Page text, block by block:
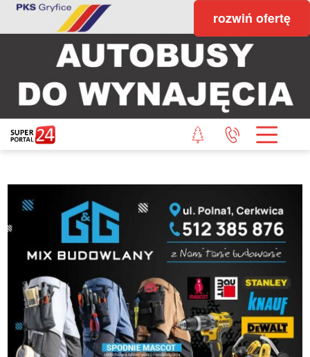
rozwiń ofertę
STRONA GŁÓWNA
POWIAT GRYFICKI
WIADOMOŚCI Z LASU
STUDIO SUPERPORTALU
KONTAKT
REDAKCJA
REGULAMIN